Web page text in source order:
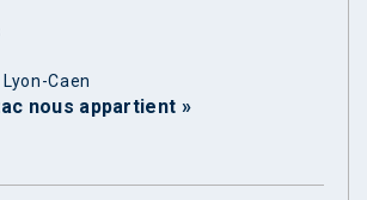
Caen
nous appartient »